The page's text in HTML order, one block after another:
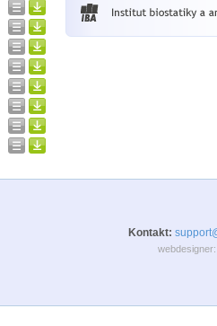
Kontakt:
webdesigner: